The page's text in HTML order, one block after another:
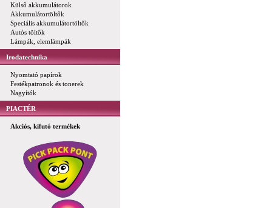
Külső akkumulátorok
Akkumulátortöltők
Speciális akkumulátortöltők
Autós töltők
Lámpák, elemlámpák
Irodatechnika
Nyomtató papírok
Festékpatronok és tonerek
Nagyítók
PIACTÉR
Akciós, kifutó termékek